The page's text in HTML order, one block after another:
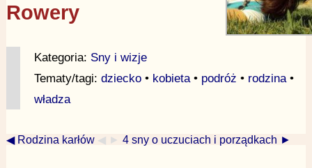
Rowery
Kategoria: Sny i wizje
Tematy/tagi: dziecko• kobieta• podróż • rodzina•
władza
◀ Rodzina karłów ◀ ► 4 sny o uczuciach i porządkach ►